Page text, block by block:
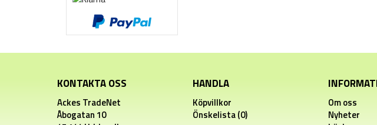
KONTAKTA OSS
Ackes TradeNet
Åbogatan 10
HANDLA
Köpvillkor
Önskelista (0)
Om oss
Nyheter